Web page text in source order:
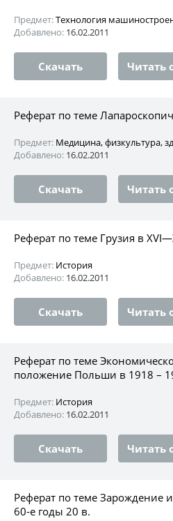
Предмет:Технология
Добавлено: 16.02.2011
Скачать Читать
Реферат по теме
Предмет: Медицина, физкультура,
Добавлено: 16.02.2011
Скачать Читать
Реферат по теме Грузия в
Предмет: История
Добавлено: 16.02.2011
Скачать Читать
Реферат по теме
положение Польши в 1918 –
Предмет: История
Добавлено: 16.02.2011
Скачать Читать
Реферат по теме Зарождение
60-е годы 20 в.